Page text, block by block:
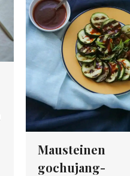
Mausteinen
gochujang-